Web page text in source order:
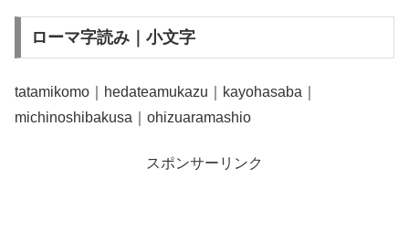
ローマ字読み｜小文字
tatamikomo｜hedateamukazu｜kayohasaba｜
michinoshibakusa｜ohizuaramashio
スポンサーリンク